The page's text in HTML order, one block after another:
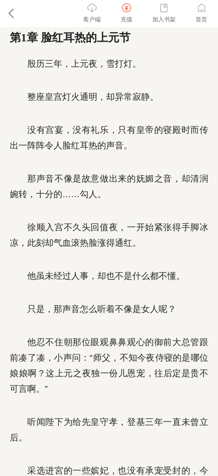
第1章 脸红耳热的上元节
殷历三年，上元夜，雪打灯。
整座皇宫灯火通明，却异常寂静。
没有宫宴，没有礼乐，只有皇帝的寝殿时而传
出一阵阵令人脸红耳热的声音。
那声音不像是故意做出来的妩媚之音，却清润
婉转，十分的……勾人。
徐顺入宫不久头回值夜，一开始紧张得手脚冰
凉，此刻却气血滚热脸涨得通红。
他虽未经过人事，却也不是什么都不懂。
只是，那声音怎么听着不像是女人呢？
他忍不住朝那位眼观鼻鼻观心的御前大总管跟
前凑了凑，小声问：“师父，不知今夜侍寝的是哪位
娘娘啊？这上元之夜独一份儿恩宠，往后定是贵不
可言啊。”
听闻陛下为给先皇守孝，登基三年一直未曾立
后。
采选进宮的一些嫔妃，也没有承宠受封的，今
客户端 充值 加入书架 首页